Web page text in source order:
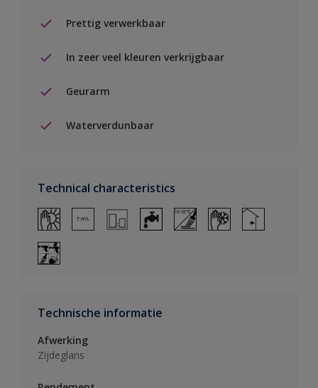
Prettig verwerkbaar
In zeer veel kleuren verkrijgbaar
Geurarm
Waterverdunbaar
Technical characteristics
Technische informatie
Afwerking
Zijdeglans